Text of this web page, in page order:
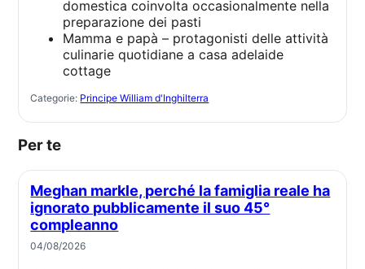
domestica coinvolta occasionalmente nella
preparazione dei pasti
Mamma e papà – protagonisti delle attività
culinarie quotidiane a casa adelaide
cottage
Categorie: Principe William d'Inghilterra
Per te
Meghan markle, perché la famiglia reale ha
ignorato pubblicamente il suo 45°
compleanno
04/08/2026